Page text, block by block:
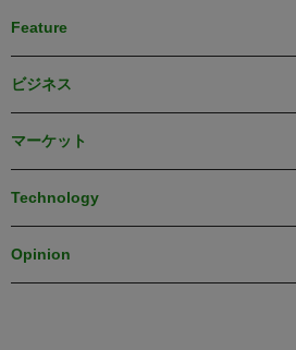
Feature
ビジネス
マーケット
Technology
Opinion